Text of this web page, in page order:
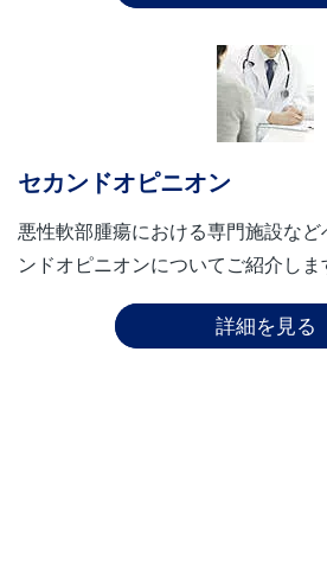
セカンドオピニオン
悪性軟部腫瘍における専門施設な
ンドオピニオンについてご紹介しま
詳細を見る